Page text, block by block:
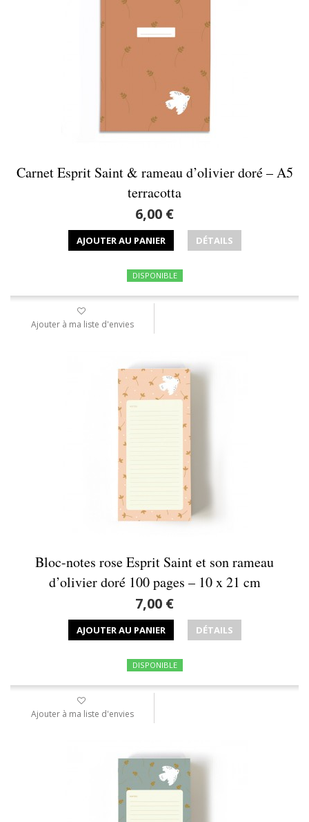
Carnet Esprit Saint & rameau d’olivier doré – A5
terracotta
6,00 €
AJOUTER AU PANIER DÉTAILS
DISPONIBLE
Ajouter à ma liste d'envies
Bloc-notes rose Esprit Saint et son rameau
d’olivier doré 100 pages – 10 x 21 cm
7,00 €
AJOUTER AU PANIER DÉTAILS
DISPONIBLE
Ajouter à ma liste d'envies